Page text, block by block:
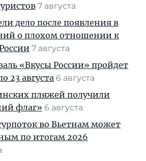
7 августа
дело после появления в
о плохом отношении к
7 августа
«Вкусы России» пройдет
23 августа 6 августа
пляжей получили
флаг» 6 августа
во Вьетнам может
по итогам 2026